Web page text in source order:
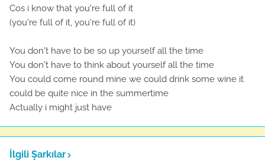
Cos i know that you're full of it
(you're full of it, you're full of it)
You don't have to be so up yourself all the time
You don't have to think about yourself all the time
You could come round mine we could drink some wine it
could be quite nice in the summertime
Actually i might just have
İlgili Şarkılar